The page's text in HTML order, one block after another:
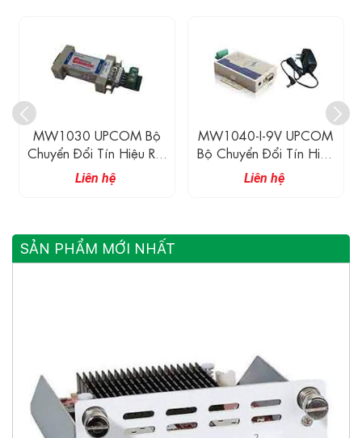
RS-
MW1040-I-9V UPCOM
Bộ Chuyển Đổi Tín Hiệu
RS-232 Sang RS-
485/422
Liên hệ
MW1040-I UPCOM
Chuyển Đổi Tín Hiệu
232 Sang RS-485
Liên hệ
SẢN PHẨM MỚI NHẤT